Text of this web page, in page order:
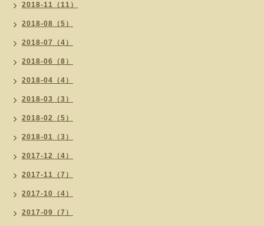
2018-11（11）
2018-08（5）
2018-07（4）
2018-06（8）
2018-04（4）
2018-03（3）
2018-02（5）
2018-01（3）
2017-12（4）
2017-11（7）
2017-10（4）
2017-09（7）